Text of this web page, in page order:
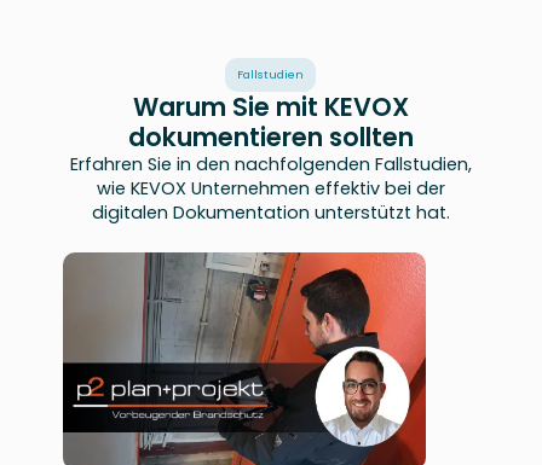
Fallstudien
Warum Sie mit KEVOX
dokumentieren sollten
Erfahren Sie in den nachfolgenden Fallstudien,
wie KEVOX Unternehmen effektiv bei der
digitalen Dokumentation unterstützt hat.